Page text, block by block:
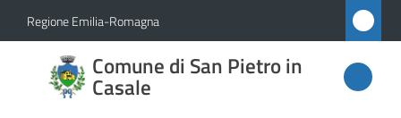
Vai al contenuto
Vai alla navigazione
Vai al footer
Regione Emilia-Romagna
Comune di San Pietro in
Casale
Comune
di San